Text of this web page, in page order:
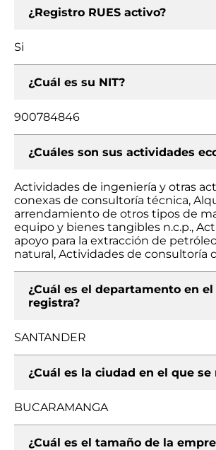
¿Registro RUES activo?
Si
¿Cuál es su NIT?
900784846
¿Cuáles son sus actividades
Actividades de ingeniería y otras
conexas de consultoría técnica,
arrendamiento de otros tipos de
equipo y bienes tangibles n.c.p.,
apoyo para la extracción de
natural, Actividades de consultoría
¿Cuál es el departamento en el
registra?
SANTANDER
¿Cuál es la ciudad en el que se
BUCARAMANGA
¿Cuál es el tamaño de la